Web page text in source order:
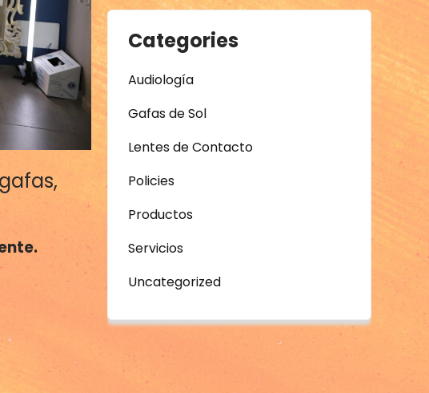
Categories
Audiología
Gafas de Sol
Lentes de Contacto
Policies
Productos
Servicios
Uncategorized